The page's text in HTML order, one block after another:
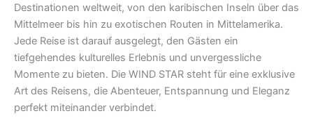
Destinationen weltweit, von den karibischen Inseln über das
Mittelmeer bis hin zu exotischen Routen in Mittelamerika.
Jede Reise ist darauf ausgelegt, den Gästen ein
tiefgehendes kulturelles Erlebnis und unvergessliche
Momente zu bieten. Die WIND STAR steht für eine exklusive
Art des Reisens, die Abenteuer, Entspannung und Eleganz
perfekt miteinander verbindet.